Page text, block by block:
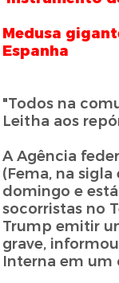
Medusa
Espanha
"Todos na
Leitha aos
A Agência
(Fema, na
domingo e
socorristas no
Trump emitir
grave,
Interna em um